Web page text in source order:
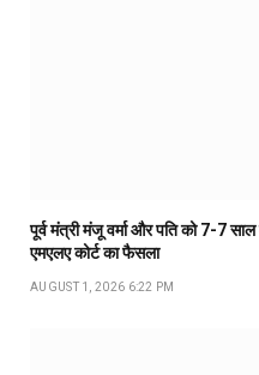
पूर्व मंत्री मंजू वर्मा और पति को 7-7
एमएलए कोर्ट का फैसला
AUGUST 1, 2026 6:22 PM